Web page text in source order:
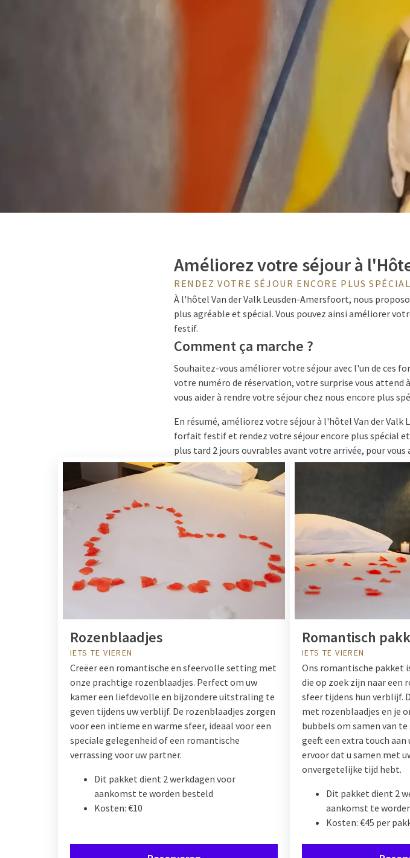
Améliorez votre séjour à
RENDEZ VOTRE SÉJOUR ENCORE PLUS SPÉCIAL
À l'hôtel Van der Valk Leusden-Amersfoort, nous
plus agréable et spécial. Vous pouvez ainsi améliorer
festif.
Comment ça marche ?
Souhaitez-vous améliorer votre séjour avec l'un de ces
votre numéro de réservation, votre surprise vous attend
vous aider à rendre votre séjour chez nous encore plus
En résumé, améliorez votre séjour à l'hôtel Van der
forfait festif et rendez votre séjour encore plus spécial
plus tard 2 jours ouvrables avant votre arrivée, pour
Rozenblaadjes
IETS TE VIEREN
Creëer een romantische en sfeervolle setting met
onze prachtige rozenblaadjes. Perfect om uw
kamer een liefdevolle en bijzondere uitstraling te
geven tijdens uw verblijf. De rozenblaadjes zorgen
voor een intieme en warme sfeer, ideaal voor een
speciale gelegenheid of een romantische
verrassing voor uw partner.
Dit pakket dient 2 werkdagen voor
aankomst te worden besteld
Kosten: €10
Romantisch
IETS TE VIEREN
Ons romantische pakket
die op zoek zijn naar een
sfeer tijdens hun verblijf.
met rozenblaadjes en je
bubbels om samen van
geeft een extra touch
ervoor dat u samen met
onvergetelijke tijd hebt.
Dit pakket dient 2
aankomst te
Kosten: €45 per